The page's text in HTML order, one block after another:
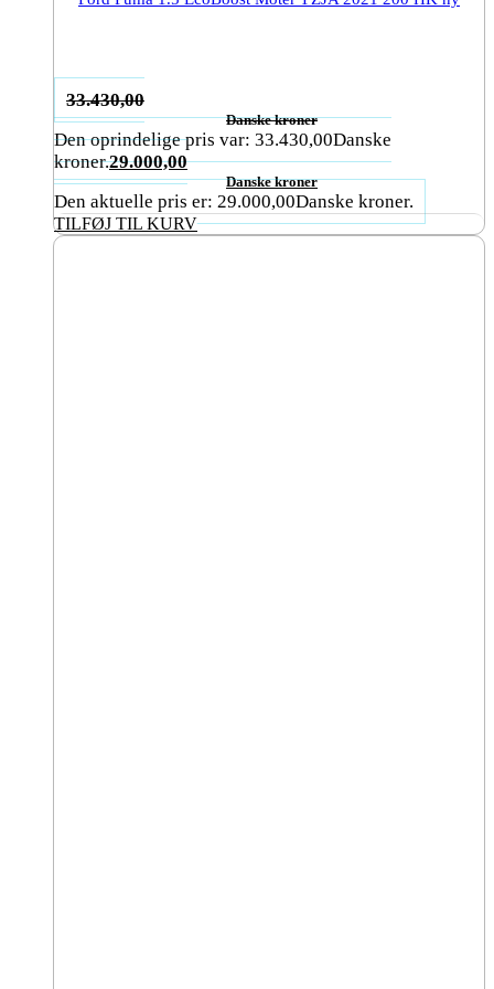
33.430,00
Danske kroner
Den oprindelige pris var: 33.430,00Danske
kroner.29.000,00
Danske kroner
Den aktuelle pris er: 29.000,00Danske kroner.
TILFØJ TIL KURV